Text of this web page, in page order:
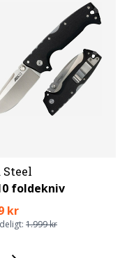
Steel
foldekniv
kr
1.999 kr